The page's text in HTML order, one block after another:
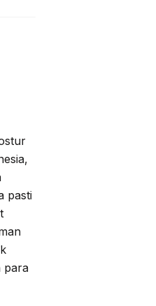
pasti
para